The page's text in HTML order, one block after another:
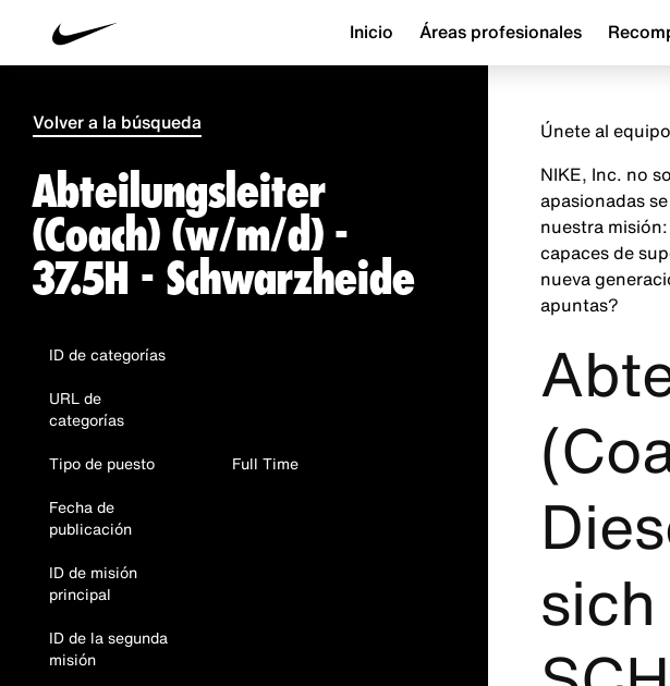
Inicio Áreas profesionales
Volver a la búsqueda
Abteilungsleiter
(Coach) (w/m/d) -
37.5H - Schwarzheide
ID de categorías
URL de
categorías
Tipo de puesto
Full Time
Fecha de
publicación
ID de misión
principal
ID de la segunda
misión
Únete al
NIKE, Inc. no
apasionadas
nuestra
capaces de
nueva
apuntas?